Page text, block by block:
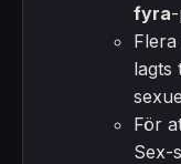
fyra
lagts
För
Sex-